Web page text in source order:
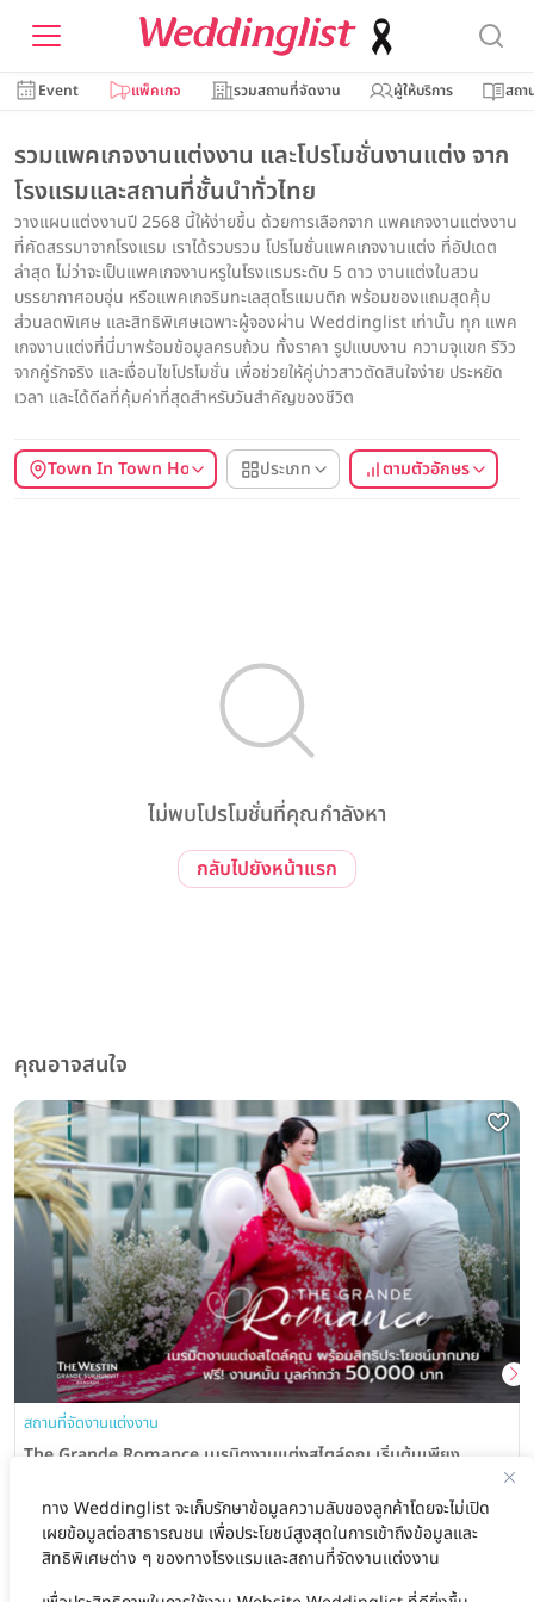
ทาง Weddinglist จะเก็บรักษาข้อมูลความลับของลูกค้าโดยจะไม่เปิด
เผยข้อมูลต่อสาธารณชน เพื่อประโยชน์สูงสุดในการเข้าถึงข้อมูลและ
สิทธิพิเศษต่าง ๆ ของทางโรงแรมและสถานที่จัดงานแต่งงาน
Event แพ็คเกจ รวมสถานที่จัดงาน ผู้ให้บริการ สถา
รวมแพคเกจงานแต่งงาน และโปรโมชั่นงานแต่ง จาก
โรงแรมและสถานที่ชั้นนำทั่วไทย
วางแผนแต่งงานปี 2568 นี้ให้ง่ายขึ้น ด้วยการเลือกจาก แพคเกจงานแต่งงาน
ที่คัดสรรมาจากโรงแรม เราได้รวบรวม โปรโมชั่นแพคเกจงานแต่ง ที่อัปเดต
ล่าสุด ไม่ว่าจะเป็นแพคเกจงานหรูในโรงแรมระดับ 5 ดาว งานแต่งในสวน
บรรยากาศอบอุ่น หรือแพคเกจริมทะเลสุดโรแมนติก พร้อมของแถมสุดคุ้ม
ส่วนลดพิเศษ และสิทธิพิเศษเฉพาะผู้จองผ่าน Weddinglist เท่านั้น ทุก แพค
เกจงานแต่งที่นี่มาพร้อมข้อมูลครบถ้วน ทั้งราคา รูปแบบงาน ความจุแขก รีวิว
จากคู่รักจริง และเงื่อนไขโปรโมชั่น เพื่อช่วยให้คู่บ่าวสาวตัดสินใจง่าย ประหยัด
เวลา และได้ดีลที่คุ้มค่าที่สุดสำหรับวันสำคัญของชีวิต
Town In Town Hotel Bangkok
ประเภท ตามตัวอักษร
ไม่พบโปรโมชั่นที่คุณกำลังหา
กลับไปยังหน้าแรก
คุณอาจสนใจ
สถานที่จัดงานแต่งงาน
The Grande Romance เนรมิตงานแต่งสไตล์คุณ เริ่มต้นเพียง
Bangkok
The Westin Grande Sukhumvit, Bangkok
วันนี้ - 30 กันยายน 2569